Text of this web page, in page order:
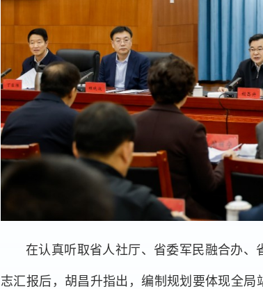
在认真听取省人社厅、省委军民融合办、
志汇报后，胡昌升指出，编制规划要体现全